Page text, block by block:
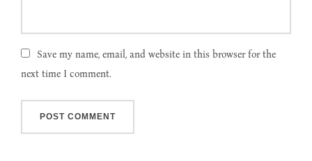
Save my name, email, and website in this browser for the
next time I comment.